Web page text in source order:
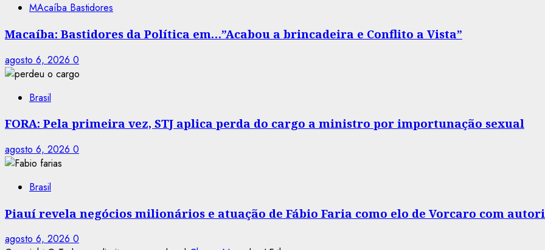
MAcaíba Bastidores
Macaíba: Bastidores da Política em…”Acabou a brincadeira e Conflito a Vista”
agosto 6, 2026 0
Brasil
FORA: Pela primeira vez, STJ aplica perda do cargo a ministro por importunação sexual
agosto 6, 2026 0
Brasil
Piauí revela negócios milionários e atuação de Fábio Faria como elo de Vorcaro com
agosto 6, 2026 0